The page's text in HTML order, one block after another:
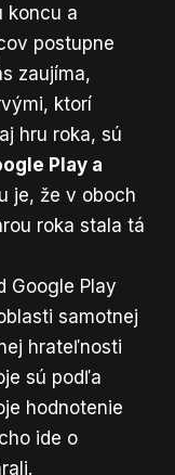
koncu a
postupne
zaujíma,
ktorí
hru roka, sú
Play a
je, že v oboch
roka stala tá
Google Play
samotnej
hrateľnosti
sú podľa
hodnotenie
ide o